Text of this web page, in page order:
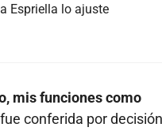
Espriella lo ajuste
mis funciones como
conferida por decisión